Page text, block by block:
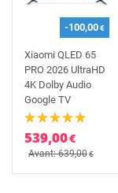
-100,00€
Xiaomi QLED 65
PRO 2026 UltraHD
4K Dolby Audio
Google TV
539,00€
Avant: 639,00€